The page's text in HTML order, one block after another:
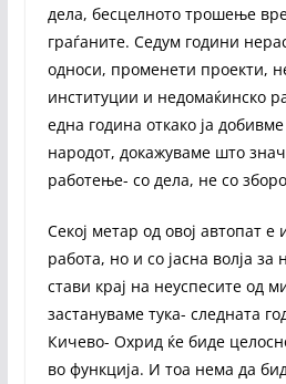
дела, бесцелното трошење
граѓаните. Седум години
односи, променети проекти,
институции и недомаќинско
една година откако ја
народот, докажуваме што
работење- со дела, не со
Секој метар од овој автопат
работа, но и со јасна волја за
стави крај на неуспесите од
застануваме тука- следната
Кичево- Охрид ќе биде
во функција. И тоа нема да